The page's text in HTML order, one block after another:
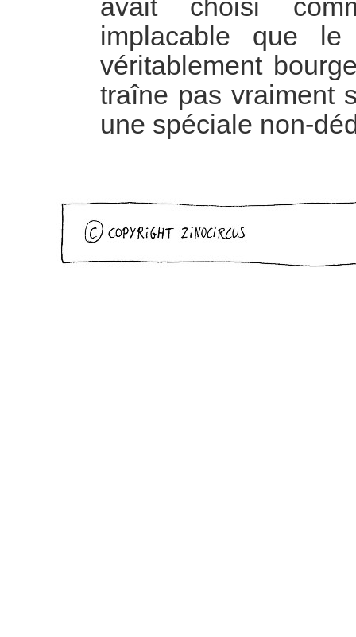
avait choisi
implacable que
véritablement
traîne pas vraiment
une spéciale non-